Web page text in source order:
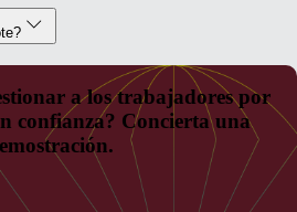
a los trabajadores por
confianza? Concierta una